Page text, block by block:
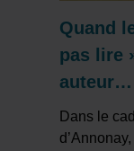
Quand
pas lire
auteur…
Dans le